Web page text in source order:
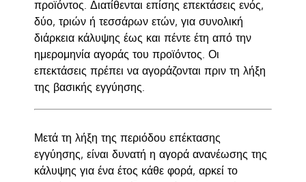
προϊόντος. Διατίθενται επίσης επεκτάσεις ενός,
δύο, τριών ή τεσσάρων ετών, για συνολική
διάρκεια κάλυψης έως και πέντε έτη από την
ημερομηνία αγοράς του προϊόντος. Οι
επεκτάσεις πρέπει να αγοράζονται πριν τη λήξη
της βασικής εγγύησης.
Μετά τη λήξη της περιόδου επέκτασης
εγγύησης, είναι δυνατή η αγορά ανανέωσης της
κάλυψης για ένα έτος κάθε φορά, αρκεί το